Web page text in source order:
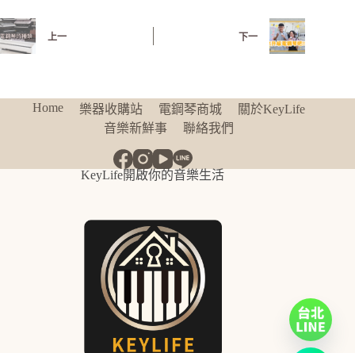
上一 下一
Home 樂器收購站 電鋼琴商城
關於KeyLife
音樂新鮮事
聯絡我們
KeyLife開啟你的音樂生活